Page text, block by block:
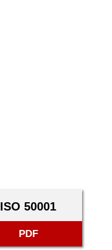
ISO 50001
PDF